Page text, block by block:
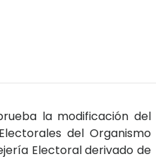
la modificación del
del Organismo
Electoral derivado de